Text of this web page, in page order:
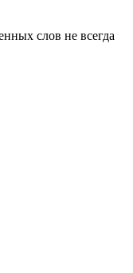
слов не всегда